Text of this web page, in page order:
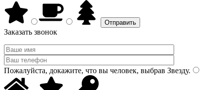
Заказать звонок
Пожалуйста, докажите, что вы человек, выбрав Звезду.